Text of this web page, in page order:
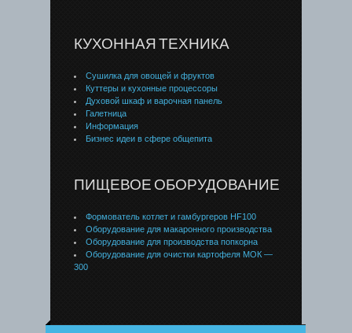
КУХОННАЯ ТЕХНИКА
Сушилка для овощей и фруктов
Куттеры и кухонные процессоры
Духовой шкаф и варочная панель
Галетница
Информация
Бизнес идеи в сфере общепита
ПИЩЕВОЕ ОБОРУДОВАНИЕ
Формователь котлет и гамбургеров HF100
Оборудование для макаронного производства
Оборудование для производства попкорна
Оборудование для очистки картофеля МОК —
300